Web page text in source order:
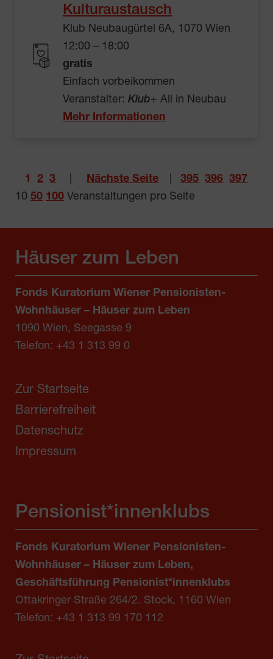
Kulturaustausch
Klub Neubaugürtel 6A, 1070 Wien
12:00 – 18:00
gratis
Einfach vorbeikommen
Veranstalter: Klub+ All in Neubau
Mehr Informationen
1 2 3 Nächste Seite 395 396 397
10 50 100 Veranstaltungen pro Seite
Häuser zum Leben
Fonds Kuratorium Wiener Pensionisten-
Wohnhäuser – Häuser zum Leben
1090 Wien, Seegasse 9
Telefon: +43 1 313 99 0
Zur Startseite
Barrierefreiheit
Datenschutz
Impressum
Pensionist*innenklubs
Fonds Kuratorium Wiener Pensionisten-
Wohnhäuser – Häuser zum Leben,
Geschäftsführung Pensionist*innenklubs
Ottakringer Straße 264/2. Stock, 1160 Wien
Telefon: +43 1 313 99 170 112